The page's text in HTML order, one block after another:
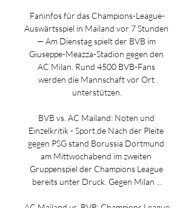
Faninfos für das Champions-League-
Auswärtsspiel in Mailand vor 7 Stunden
— Am Dienstag spielt der BVB im
Giuseppe-Meazza-Stadion gegen den
AC Milan. Rund 4500 BVB-Fans
werden die Mannschaft vor Ort
unterstützen.
BVB vs. AC Mailand: Noten und
Einzelkritik - Sport.de Nach der Pleite
gegen PSG stand Borussia Dortmund
am Mittwochabend im zweiten
Gruppenspiel der Champions League
bereits unter Druck. Gegen Milan ...